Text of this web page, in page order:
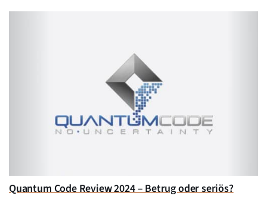
Quantum Code Review 2024 – Betrug oder seriös?